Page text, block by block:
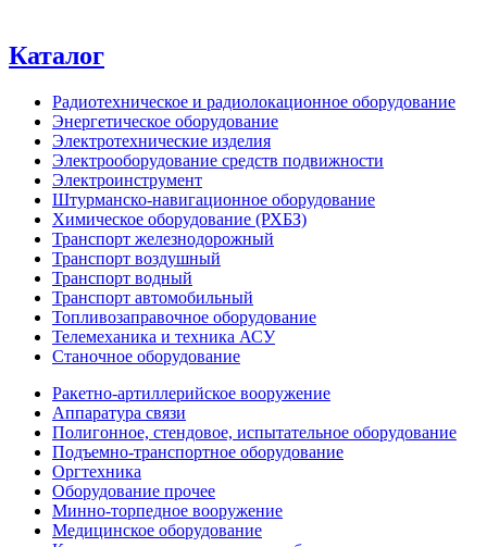
Каталог
Радиотехническое и радиолокационное оборудование
Энергетическое оборудование
Электротехнические изделия
Электрооборудование средств подвижности
Электроинструмент
Штурманско-навигационное оборудование
Химическое оборудование (РХБЗ)
Транспорт железнодорожный
Транспорт воздушный
Транспорт водный
Транспорт автомобильный
Топливозаправочное оборудование
Телемеханика и техника АСУ
Станочное оборудование
Ракетно-артиллерийское вооружение
Аппаратура связи
Полигонное, стендовое, испытательное оборудование
Подъемно-транспортное оборудование
Оргтехника
Оборудование прочее
Минно-торпедное вооружение
Медицинское оборудование